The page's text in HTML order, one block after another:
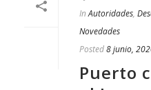
In Autoridades,
Novedades
Posted8 junio,
Puerto